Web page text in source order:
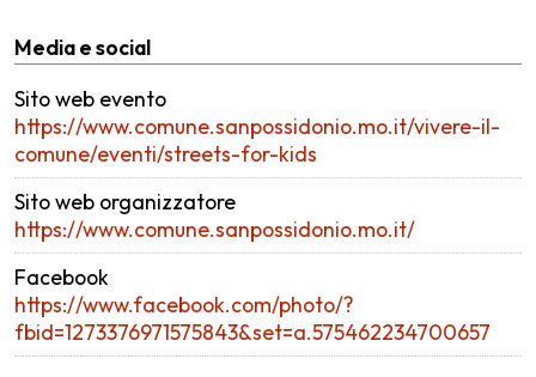
Media e social
Sito web evento
https://www.comune.sanpossidonio.mo.it/vivere-il-
comune/eventi/streets-for-kids
Sito web organizzatore
https://www.comune.sanpossidonio.mo.it/
Facebook
https://www.facebook.com/photo/?
fbid=1273376971575843&set=a.575462234700657